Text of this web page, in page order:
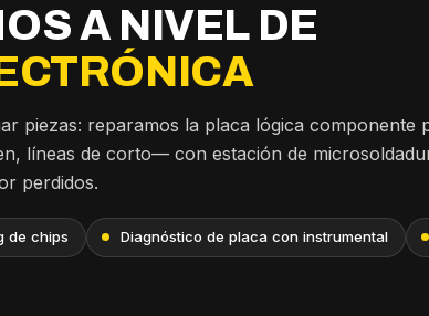
A NIVEL DE
piezas: reparamos la placa lógica
líneas de corto— con estación de
perdidos.
de chips Diagnóstico de placa con instrumental